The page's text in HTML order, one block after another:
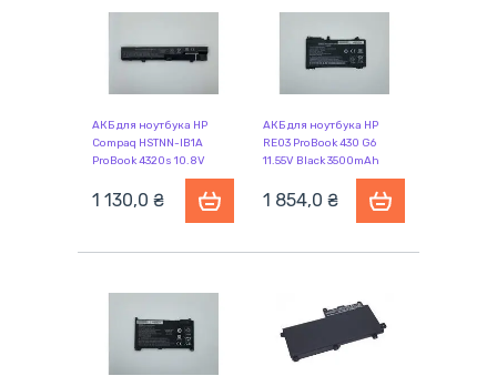
4710s/CT
4740s
6360b 640 G1 640 G2
6440b 6445b 645 G1
645 G2 645 G4 645 G4 3UP61EA
6450b
6460b 6465b 6470b
6545b 655 G1
6550b 6555b
АКБ для ноутбука HP
Compaq HSTNN-IB1A
ProBook 4320s 10.8V
Black 5200mAh OEM
1 130,0 ₴
АКБ для ноутбука HP
RE03 ProBook 430 G6
11.55V Black 3500mAh
1 854,0 ₴